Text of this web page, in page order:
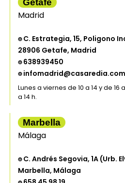
Getafe
Madrid
⌾ C. Estrategia, 15, Poligono
28906 Getafe, Madrid
⌾ 638939450
⌾ infomadrid@casaredia.com
Lunes a viernes de 10 a 14 y de 16
a 14 h.
Marbella
Málaga
⌾ C. Andrés Segovia, 1A (Urb.
Marbella, Málaga